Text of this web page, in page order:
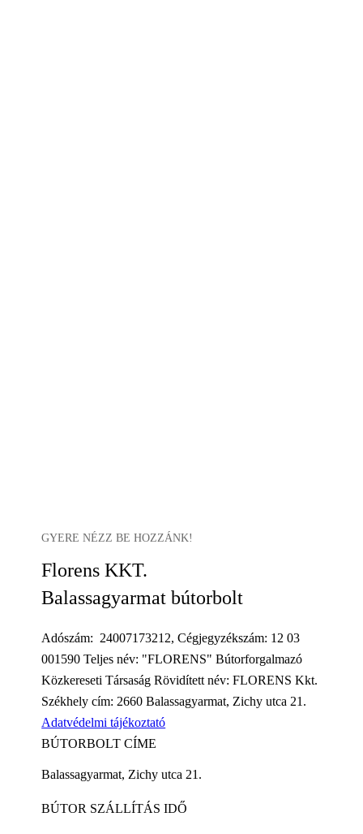
GYERE NÉZZ BE HOZZÁNK!
Florens KKT.
Balassagyarmat bútorbolt
Adószám: 24007173212, Cégjegyzékszám: 12 03
001590 Teljes név: "FLORENS" Bútorforgalmazó
Közkereseti Társaság Rövidített név: FLORENS Kkt.
Székhely cím: 2660 Balassagyarmat, Zichy utca 21.
Adatvédelmi tájékoztató
BÚTORBOLT CÍME
Balassagyarmat, Zichy utca 21.
BÚTOR SZÁLLÍTÁS IDŐ